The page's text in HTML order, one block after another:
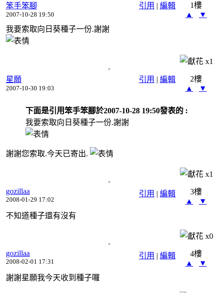
引用 | 編輯
笨手笨腳
2007-10-28 19:50
1樓
▲
▼
我要索取向日葵種子一份.謝謝
x1
引用 | 編輯
星願
2007-10-30 19:03
2樓
▲
▼
下面是引用笨手笨腳於2007-10-28 19:50發表的 :
我要索取向日葵種子一份.謝謝
謝謝您索取.今天已寄出.
x1
引用 | 編輯
gozillaa
2008-01-29 17:02
3樓
▲
▼
不知道種子還有沒有
x0
引用 | 編輯
gozillaa
2008-02-01 17:31
4樓
▲
▼
謝謝星願我今天收到種子囉